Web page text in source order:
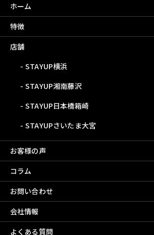
ホーム
特徴
店舗
STAYUP横浜
STAYUP湘南藤沢
STAYUP日本橋箱崎
STAYUPさいたま大宮
お客様の声
コラム
お問い合わせ
会社情報
よくある質問